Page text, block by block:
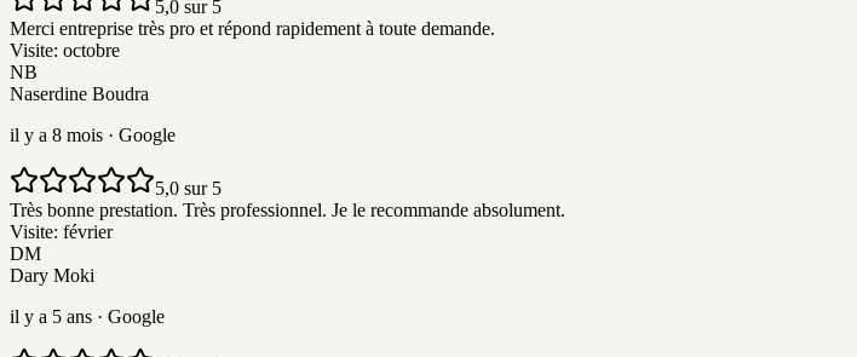
5,0 sur 5
Merci entreprise très pro et répond rapidement à toute demande.
Visite: octobre
NB
Naserdine Boudra
il y a 8 mois · Google
5,0 sur 5
Très bonne prestation. Très professionnel. Je le recommande absolument.
Visite: février
DM
Dary Moki
il y a 5 ans · Google